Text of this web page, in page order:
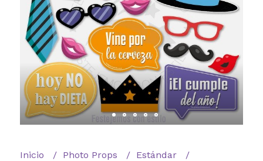
Inicio Photo Props
Estándar